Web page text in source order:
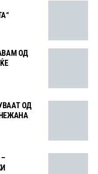
ОД
ОД